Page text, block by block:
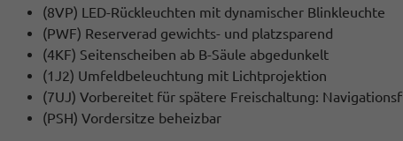
(8VP) LED-Rückleuchten mit dynamischer Blinkleuchte
(PWF) Reserverad gewichts- und platzsparend
(4KF) Seitenscheiben ab B-Säule abgedunkelt
(1J2) Umfeldbeleuchtung mit Lichtprojektion
(7UJ) Vorbereitet für spätere Freischaltung:
(PSH) Vordersitze beheizbar